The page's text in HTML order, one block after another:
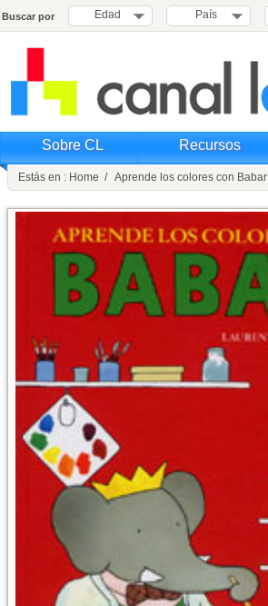
Buscar por Edad País
Sobre CL Recursos
Estás en : Home / Aprende los colores con Babar